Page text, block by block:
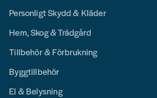
Personligt Skydd & Kläder
Hem, Skog & Trädgård
Tillbehör & Förbrukning
Byggtillbehör
El & Belysning